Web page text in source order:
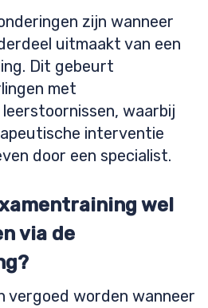
zijn wanneer
uitmaakt van een
Dit gebeurt
met
waarbij
interventie
door een specialist.
wel
via de
vergoed worden wanneer